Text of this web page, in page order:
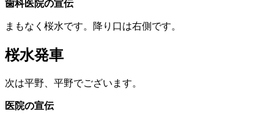
歯科医院の宣伝
まもなく桜水です。降り口は右側です。
桜水発車
次は平野、平野でございます。
医院の宣伝